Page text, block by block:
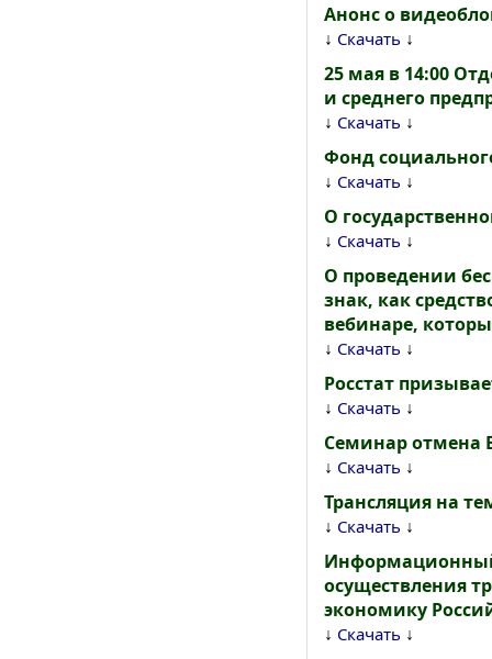
Анонс о
↓ Скачать ↓
25 мая в 14:00
и среднего
↓ Скачать ↓
Фонд
↓ Скачать ↓
О
↓ Скачать ↓
О проведении
знак, как
вебинаре,
↓ Скачать ↓
Росстат
↓ Скачать ↓
Семинар отмена
↓ Скачать ↓
Трансляция на
↓ Скачать ↓
осуществления
экономику
↓ Скачать ↓